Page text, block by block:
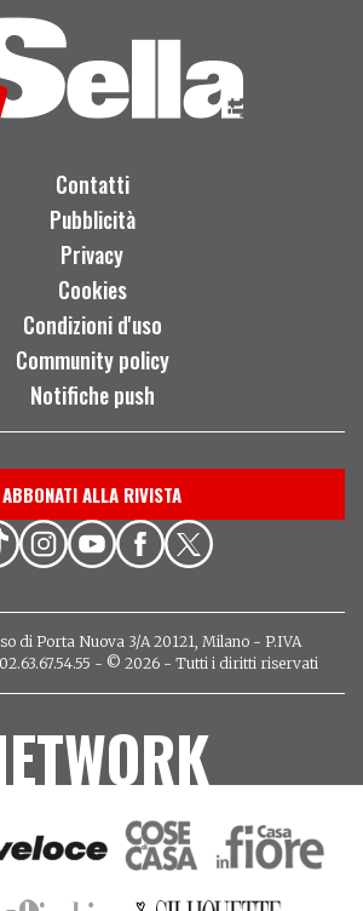
Contatti
Pubblicità
Privacy
Cookies
Condizioni d'uso
Community policy
Notifiche push
ABBONATI ALLA RIVISTA
di Porta Nuova 3/A 20121, Milano - P.IVA
- © 2026 - Tutti i diritti riservati